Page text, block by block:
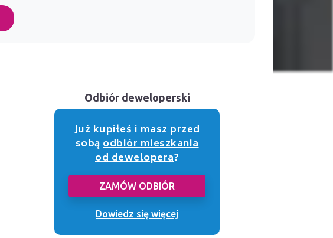
Odbiór deweloperski
Już kupiłeś i masz przed
sobąodbiór mieszkania
od dewelopera?
ZAMÓW ODBIÓR
Dowiedz się więcej